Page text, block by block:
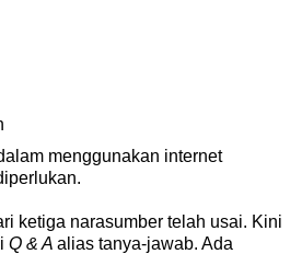
menggunakan internet
ketiga narasumber telah usai. Kini
Q & A alias tanya-jawab. Ada